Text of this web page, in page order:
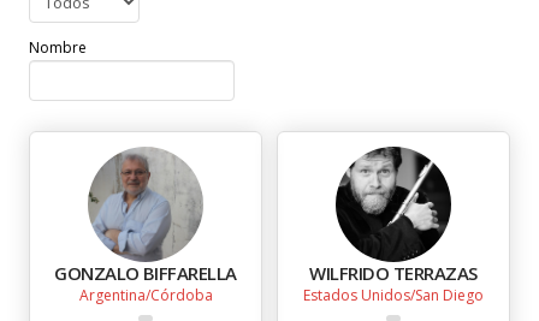
Nombre
GONZALO BIFFARELLA
Argentina Córdoba
WILFRIDO TERRAZAS
Estados Unidos San Diego